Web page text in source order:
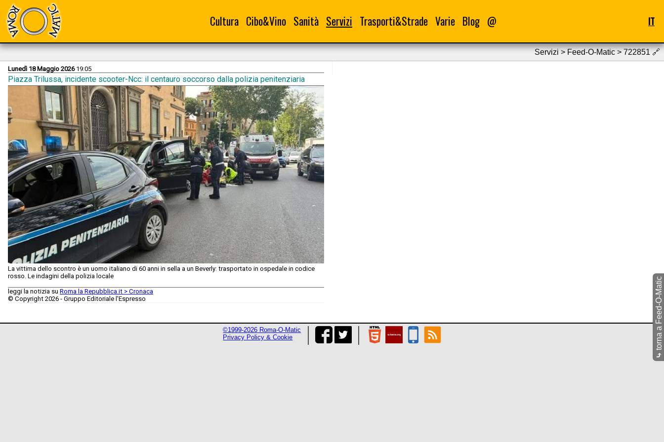
Cultura Cibo&Vino Sanità Servizi Trasporti&Strade Varie Blog @ IT
Servizi > Feed-O-Matic > 722851 🔗
Lunedì 18 Maggio 202619:05
Piazza Trilussa, incidente scooter-Ncc: il centauro soccorso dalla polizia penitenziaria
La vittima dello scontro è un uomo italiano di 60 anni in sella a un Beverly: trasportato in ospedale in codice
rosso. Le indagini della polizia locale
leggi la notizia su Roma la Repubblica.it > Cronaca
© Copyright 2026 - Gruppo Editoriale l'Espresso
⤷
torna a Feed-O-Matic
©1999-2026 Roma-O-Matic
Privacy Policy & Cookie